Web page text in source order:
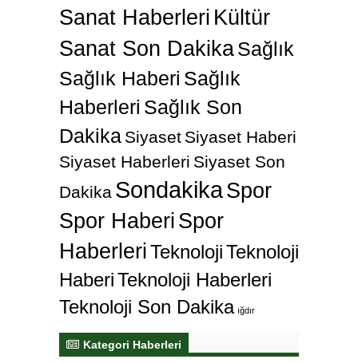
Sanat Haberleri Kültür
Sanat Son DakikaSağlık
Sağlık Haberi Sağlık
Haberleri Sağlık Son
Dakika Siyaset Siyaset Haberi
Siyaset Haberleri Siyaset Son
Dakika SondakikaSpor
Spor Haberi Spor
HaberleriTeknolojiTeknoloji
HaberiTeknoloji Haberleri
Teknoloji Son Dakika ığdır
Kategori Haberleri